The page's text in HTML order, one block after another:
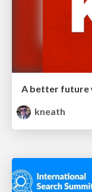
A better future
kneath